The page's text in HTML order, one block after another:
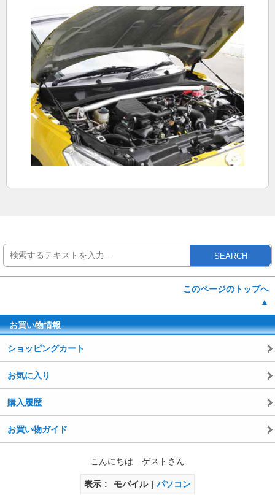
SEARCH
このページのトップへ
▲
お買い物情報
ショッピングカート
お気に入り
購入履歴
お買い物ガイド
こんにちは ゲストさん
表示 モバイル パソコン